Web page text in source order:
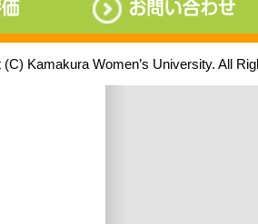
(C) Kamakura Women’s University. All